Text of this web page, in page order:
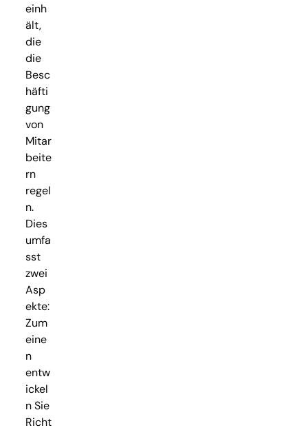
einh
ält,
die
die
Besc
häfti
gung
von
Mitar
beite
rn
regel
n.
Dies
umfa
sst
zwei
Asp
ekte:
Zum
eine
n
entw
ickel
n Sie
Richt